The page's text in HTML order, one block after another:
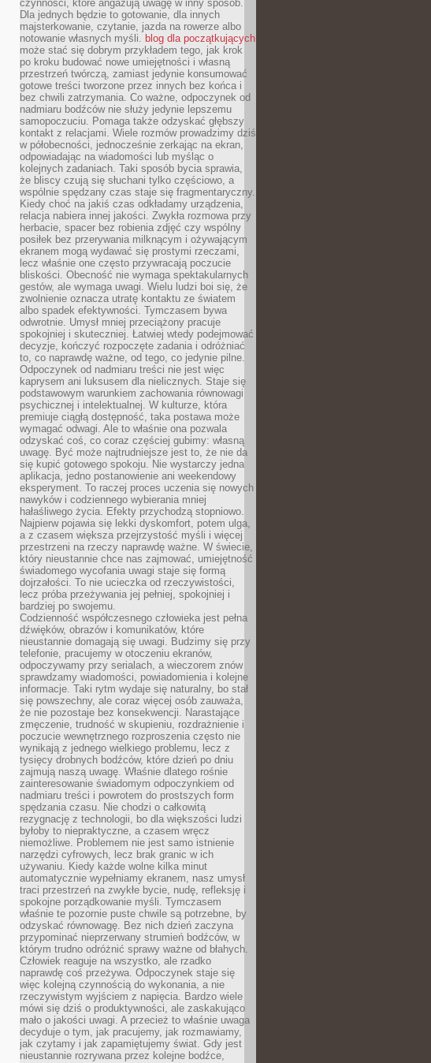
czynności, które angażują uwagę w inny sposób.
Dla jednych będzie to gotowanie, dla innych
majsterkowanie, czytanie, jazda na rowerze albo
notowanie własnych myśli. blog dla początkujących
może stać się dobrym przykładem tego, jak krok
po kroku budować nowe umiejętności i własną
przestrzeń twórczą, zamiast jedynie konsumować
gotowe treści tworzone przez innych bez końca i
bez chwili zatrzymania. Co ważne, odpoczynek od
nadmiaru bodźców nie służy jedynie lepszemu
samopoczuciu. Pomaga także odzyskać głębszy
kontakt z relacjami. Wiele rozmów prowadzimy dziś
w półobecności, jednocześnie zerkając na ekran,
odpowiadając na wiadomości lub myśląc o
kolejnych zadaniach. Taki sposób bycia sprawia,
że bliscy czują się słuchani tylko częściowo, a
wspólnie spędzany czas staje się fragmentaryczny.
Kiedy choć na jakiś czas odkładamy urządzenia,
relacja nabiera innej jakości. Zwykła rozmowa przy
herbacie, spacer bez robienia zdjęć czy wspólny
posiłek bez przerywania milknącym i ożywającym
ekranem mogą wydawać się prostymi rzeczami,
lecz właśnie one często przywracają poczucie
bliskości. Obecność nie wymaga spektakularnych
gestów, ale wymaga uwagi. Wielu ludzi boi się, że
zwolnienie oznacza utratę kontaktu ze światem
albo spadek efektywności. Tymczasem bywa
odwrotnie. Umysł mniej przeciążony pracuje
spokojniej i skuteczniej. Łatwiej wtedy podejmować
decyzje, kończyć rozpoczęte zadania i odróżniać
to, co naprawdę ważne, od tego, co jedynie pilne.
Odpoczynek od nadmiaru treści nie jest więc
kaprysem ani luksusem dla nielicznych. Staje się
podstawowym warunkiem zachowania równowagi
psychicznej i intelektualnej. W kulturze, która
premiuje ciągłą dostępność, taka postawa może
wymagać odwagi. Ale to właśnie ona pozwala
odzyskać coś, co coraz częściej gubimy: własną
uwagę. Być może najtrudniejsze jest to, że nie da
się kupić gotowego spokoju. Nie wystarczy jedna
aplikacja, jedno postanowienie ani weekendowy
eksperyment. To raczej proces uczenia się nowych
nawyków i codziennego wybierania mniej
hałaśliwego życia. Efekty przychodzą stopniowo.
Najpierw pojawia się lekki dyskomfort, potem ulga,
a z czasem większa przejrzystość myśli i więcej
przestrzeni na rzeczy naprawdę ważne. W świecie,
który nieustannie chce nas zajmować, umiejętność
świadomego wycofania uwagi staje się formą
dojrzałości. To nie ucieczka od rzeczywistości,
lecz próba przeżywania jej pełniej, spokojniej i
bardziej po swojemu.
Codzienność współczesnego człowieka jest pełna
dźwięków, obrazów i komunikatów, które
nieustannie domagają się uwagi. Budzimy się przy
telefonie, pracujemy w otoczeniu ekranów,
odpoczywamy przy serialach, a wieczorem znów
sprawdzamy wiadomości, powiadomienia i kolejne
informacje. Taki rytm wydaje się naturalny, bo stał
się powszechny, ale coraz więcej osób zauważa,
że nie pozostaje bez konsekwencji. Narastające
zmęczenie, trudność w skupieniu, rozdrażnienie i
poczucie wewnętrznego rozproszenia często nie
wynikają z jednego wielkiego problemu, lecz z
tysięcy drobnych bodźców, które dzień po dniu
zajmują naszą uwagę. Właśnie dlatego rośnie
zainteresowanie świadomym odpoczynkiem od
nadmiaru treści i powrotem do prostszych form
spędzania czasu. Nie chodzi o całkowitą
rezygnację z technologii, bo dla większości ludzi
byłoby to niepraktyczne, a czasem wręcz
niemożliwe. Problemem nie jest samo istnienie
narzędzi cyfrowych, lecz brak granic w ich
używaniu. Kiedy każde wolne kilka minut
automatycznie wypełniamy ekranem, nasz umysł
traci przestrzeń na zwykłe bycie, nudę, refleksję i
spokojne porządkowanie myśli. Tymczasem
właśnie te pozornie puste chwile są potrzebne, by
odzyskać równowagę. Bez nich dzień zaczyna
przypominać nieprzerwany strumień bodźców, w
którym trudno odróżnić sprawy ważne od błahych.
Człowiek reaguje na wszystko, ale rzadko
naprawdę coś przeżywa. Odpoczynek staje się
więc kolejną czynnością do wykonania, a nie
rzeczywistym wyjściem z napięcia. Bardzo wiele
mówi się dziś o produktywności, ale zaskakująco
mało o jakości uwagi. A przecież to właśnie uwaga
decyduje o tym, jak pracujemy, jak rozmawiamy,
jak czytamy i jak zapamiętujemy świat. Gdy jest
nieustannie rozrywana przez kolejne bodźce,